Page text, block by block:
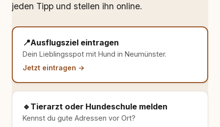
jeden Tipp und stellen ihn online.
📍Ausflugsziel eintragen
Dein Lieblingsspot mit Hund in Neumünster.
Jetzt eintragen →
🔹 Tierarzt oder Hundeschule melden
Kennst du gute Adressen vor Ort?